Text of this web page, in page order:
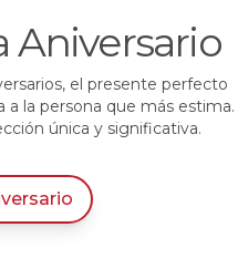
Aniversario
el presente perfecto
a la persona que más estima.
única y significativa.